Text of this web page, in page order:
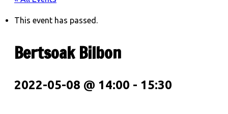
This event has passed.
Bertsoak Bilbon
2022-05-08 @ 14:00 - 15:30